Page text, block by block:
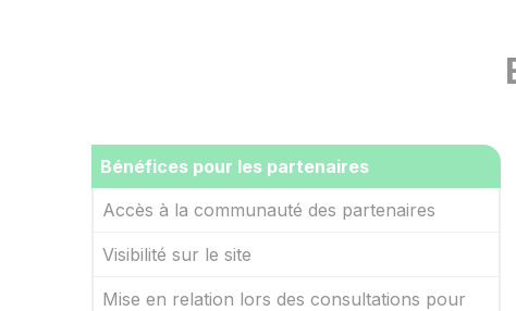
Bénéfices pour les partenaires
Accès à la communauté des partenaires
Visibilité sur le site
Mise en relation lors des consultations pour